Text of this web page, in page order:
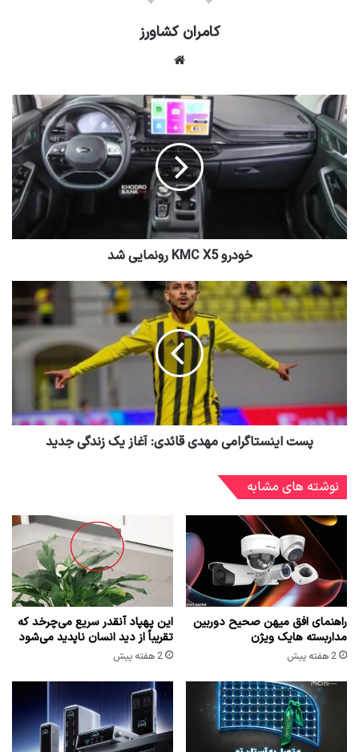
کامران کشاورز
خودرو KMC X5 رونمایی شد
پست اینستاگرامی مهدی قائدی: آغاز یک زندگی جدید
نوشته های مشابه
راهنمای افق میهن صحیح دوربین
مداربسته هایک ویژن
2 هفته پیش
این پهپاد آنقدر سریع می‌چرخد که
تقریباً از دید انسان ناپدید می‌شود
2 هفته پیش